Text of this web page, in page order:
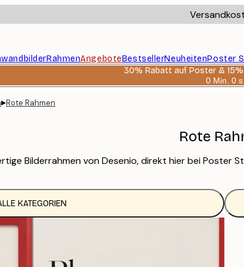
RahmenAngeboteBestsellerNeuheitenPoster
30% Rabatt auf Poster &
0 Min. 0 s
▸Rote Rahmen
Rote
Bilderrahmen von Desenio, direkt hier bei Poster
KATEGORIEN